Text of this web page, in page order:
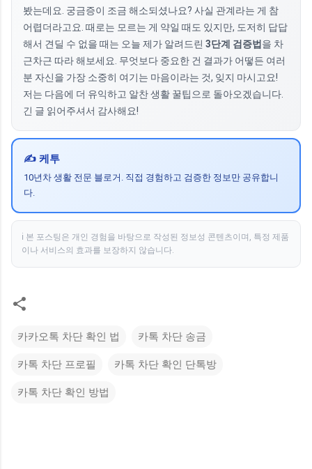
봤는데요. 궁금증이 조금 해소되셨나요? 사실 관계라는 게 참
어렵더라고요. 때로는 모르는 게 약일 때도 있지만, 도저히 답답
해서 견딜 수 없을 때는 오늘 제가 알려드린 3단계 검증법을 차
근차근 따라 해보세요. 무엇보다 중요한 건 결과가 어떻든 여러
분 자신을 가장 소중히 여기는 마음이라는 것, 잊지 마시고요!
저는 다음에 더 유익하고 알찬 생활 꿀팁으로 돌아오겠습니다.
긴 글 읽어주셔서 감사해요!
✍️ 케투
10년차 생활 전문 블로거. 직접 경험하고 검증한 정보만 공유합니
다.
ℹ️ 본 포스팅은 개인 경험을 바탕으로 작성된 정보성 콘텐츠이며, 특정 제품
이나 서비스의 효과를 보장하지 않습니다.
카카오톡 차단 확인 법 카톡 차단 송금
카톡 차단 프로필 카톡 차단 확인 단톡방
카톡 차단 확인 방법